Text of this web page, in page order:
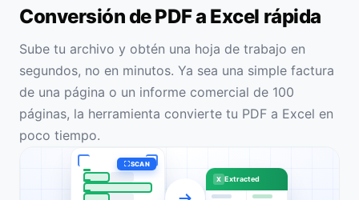
Conversión de PDF a Excel rápida
Sube tu archivo y obtén una hoja de trabajo en
segundos, no en minutos. Ya sea una simple factura
de una página o un informe comercial de 100
páginas, la herramienta convierte tu PDF a Excel en
poco tiempo.
SCAN
X Extracted